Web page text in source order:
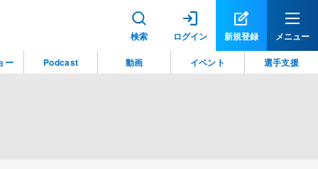
検索 ログイン 新規登録 メニュー
ー Podcast 動画 イベント 選手支援